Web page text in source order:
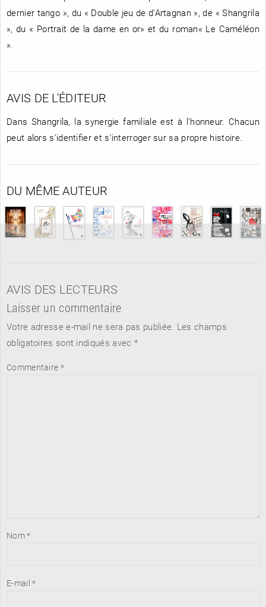
dernier tango », du « Double jeu de d'Artagnan », de « Shangrila
», du « Portrait de la dame en or» et du roman« Le Caméléon
».
AVIS DE L'ÉDITEUR
Dans Shangrila, la synergie familiale est à l'honneur. Chacun
peut alors s'identifier et s'interroger sur sa propre histoire.
DU MÊME AUTEUR
AVIS DES LECTEURS
Laisser un commentaire
Votre adresse e-mail ne sera pas publiée. Les champs
obligatoires sont indiqués avec *
Commentaire *
Nom*
E-mail*